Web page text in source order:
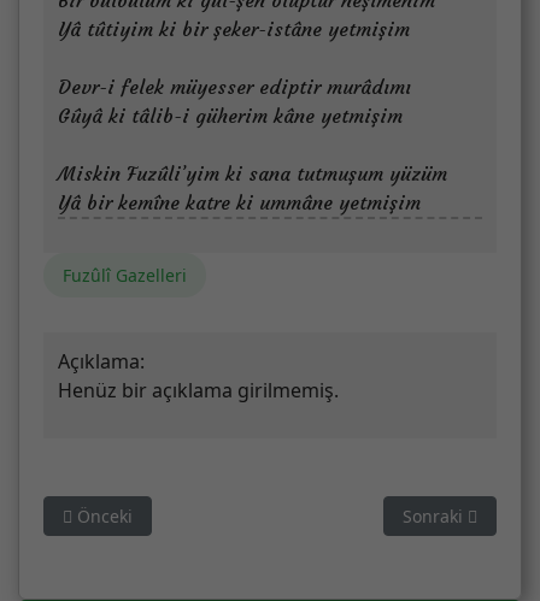
Yâ tûtiyim ki bir şeker-istâne yetmişim
Devr-i felek müyesser ediptir murâdımı
Gûyâ ki tâlib-i güherim kâne yetmişim
Miskin Fuzûli’yim ki sana tutmuşum yüzüm
Yâ bir kemîne katre ki ummâne yetmişim
Fuzûlî Gazelleri
Açıklama:
Henüz bir açıklama girilmemiş.
Önceki makale: Bir kul oğlunu gönül mülküne sultân ettim
Önceki Sonraki makale:
Sonraki